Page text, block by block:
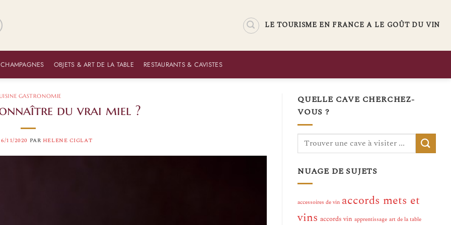
LE TOURISME EN FRANCE A LE GOÛT DU VIN
OBJETS & ART DE LA TABLE RESTAURANTS & CAVISTES
GASTRONOMIE
du vrai miel ?
11/2020 PAR HELENE CIGLAT
QUELLE CAVE CHERCHEZ-
VOUS ?
NUAGE DE SUJETS
accessoires de vin accords mets et
vins accords vin apprentissage art de la table